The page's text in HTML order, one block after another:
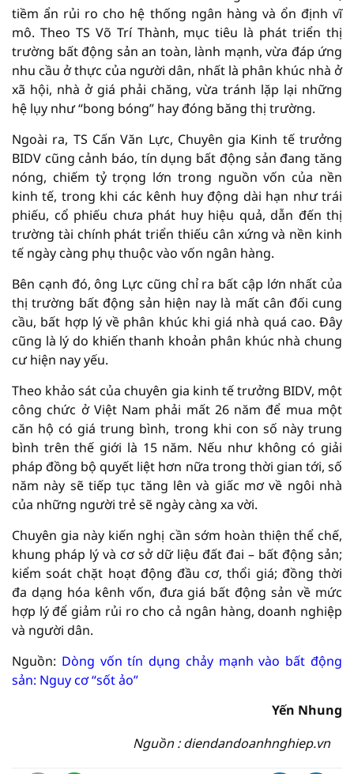
tiềm ẩn rủi ro cho hệ thống ngân hàng và ổn định vĩ
mô. Theo TS Võ Trí Thành, mục tiêu là phát triển thị
trường bất động sản an toàn, lành mạnh, vừa đáp ứng
nhu cầu ở thực của người dân, nhất là phân khúc nhà ở
xã hội, nhà ở giá phải chăng, vừa tránh lặp lại những
hệ lụy như “bong bóng” hay đóng băng thị trường.
Ngoài ra, TS Cấn Văn Lực, Chuyên gia Kinh tế trưởng
BIDV cũng cảnh báo, tín dụng bất động sản đang tăng
nóng, chiếm tỷ trọng lớn trong nguồn vốn của nền
kinh tế, trong khi các kênh huy động dài hạn như trái
phiếu, cổ phiếu chưa phát huy hiệu quả, dẫn đến thị
trường tài chính phát triển thiếu cân xứng và nền kinh
tế ngày càng phụ thuộc vào vốn ngân hàng.
Bên cạnh đó, ông Lực cũng chỉ ra bất cập lớn nhất của
thị trường bất động sản hiện nay là mất cân đối cung
cầu, bất hợp lý về phân khúc khi giá nhà quá cao. Đây
cũng là lý do khiến thanh khoản phân khúc nhà chung
cư hiện nay yếu.
Theo khảo sát của chuyên gia kinh tế trưởng BIDV, một
công chức ở Việt Nam phải mất 26 năm để mua một
căn hộ có giá trung bình, trong khi con số này trung
bình trên thế giới là 15 năm. Nếu như không có giải
pháp đồng bộ quyết liệt hơn nữa trong thời gian tới, số
năm này sẽ tiếp tục tăng lên và giấc mơ về ngôi nhà
của những người trẻ sẽ ngày càng xa vời.
Chuyên gia này kiến nghị cần sớm hoàn thiện thể chế,
khung pháp lý và cơ sở dữ liệu đất đai – bất động sản;
kiểm soát chặt hoạt động đầu cơ, thổi giá; đồng thời
đa dạng hóa kênh vốn, đưa giá bất động sản về mức
hợp lý để giảm rủi ro cho cả ngân hàng, doanh nghiệp
và người dân.
Nguồn: Dòng vốn tín dụng chảy mạnh vào bất động
sản: Nguy cơ “sốt ảo”
Yến Nhung
Nguồn : diendandoanhnghiep.vn